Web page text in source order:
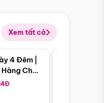
Xem tất cả
Điểm nổi bật
4 Đêm |
Châu